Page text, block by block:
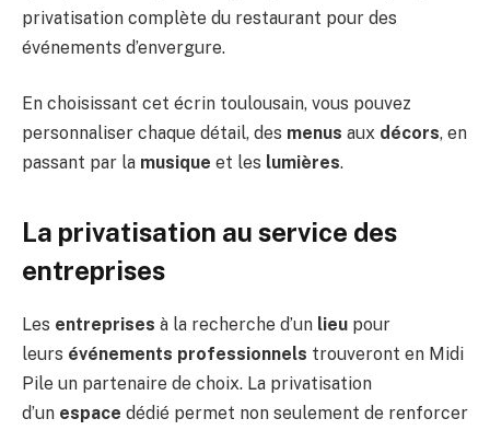
privatisation complète du restaurant pour des
événements d’envergure.
En choisissant cet écrin toulousain, vous pouvez
personnaliser chaque détail, des menus aux décors, en
passant par la musique et les lumières.
La privatisation au service des
entreprises
Les entreprises à la recherche d’un lieu pour
leurs événements professionnels trouveront en Midi
Pile un partenaire de choix. La privatisation
d’un espace dédié permet non seulement de renforcer